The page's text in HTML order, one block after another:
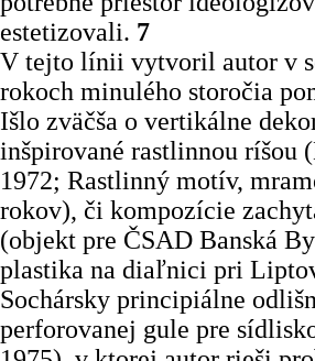
estetizovali. 7
V tejto línii vytvoril autor v
rokoch minulého storočia
Išlo zväčša o vertikálne
inšpirované rastlinnou ríšou
1972; Rastlinný motív,
rokov), či kompozície
(objekt pre ČSAD Banská
plastika na diaľnici pri
Sochársky principiálne
perforovanej gule pre